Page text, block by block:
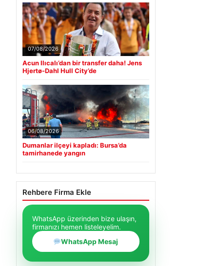
07/08/2026
Acun Ilıcalı’dan bir transfer daha! Jens
Hjertø-Dahl Hull City’de
06/08/2026
Dumanlar ilçeyi kapladı: Bursa’da
tamirhanede yangın
Rehbere Firma Ekle
WhatsApp üzerinden bize ulaşın,
firmanızı hemen listeleyelim.
WhatsApp Mesaj